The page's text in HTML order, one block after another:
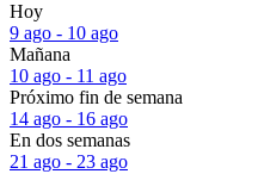
Hoy
9 ago - 10 ago
Mañana
10 ago - 11 ago
Próximo fin de semana
14 ago - 16 ago
En dos semanas
21 ago - 23 ago